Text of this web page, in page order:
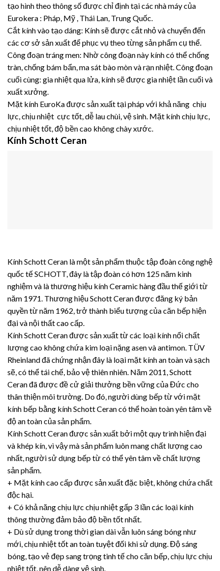
tạo hình theo thông số được chỉ định tại các nhà máy của
Eurokera : Pháp, Mỹ , Thái Lan, Trung Quốc.
Cắt kính vào tạo dáng: Kính sẽ được cắt nhỏ và chuyển đến
các cơ sở sản xuất để phục vụ theo từng sản phẩm cụ thể.
Công đoạn tráng men: Nhờ công đoạn này kính có thể chống
tràn, chống bám bẩn, ma sát bào mòn và rạn nhiệt. Công đoạn
cuối cùng: gia nhiệt qua lửa, kính sẽ được gia nhiệt lần cuối và
xuất xưởng.
Mặt kính EuroKa được sản xuất tại pháp với khả năng chịu
lực, chịu nhiệt cực tốt, dễ lau chùi, vệ sinh. Mặt kính chịu lực,
chịu nhiệt tốt, độ bền cao không chày xước.
Kính Schott Ceran
Kính Schott Ceran là một sản phẩm thuộc tập đoàn công nghệ
quốc tế SCHOTT, đây là tập đoàn có hơn 125 năm kinh
nghiệm và là thương hiệu kính Ceramic hàng đầu thế giới từ
năm 1971. Thương hiệu Schott Ceran được đăng ký bản
quyền từ năm 1962, trở thành biểu tượng của căn bếp hiện
đại và nội thất cao cấp.
Kính Schott Ceran được sản xuất từ các loại kính nổi chất
lượng cao không chứa kim loại nặng asen và antimon. TÜV
Rheinland đã chứng nhận đây là loại mặt kính an toàn và sạch
sẽ, có thể tái chế, bảo vệ thiên nhiên. Năm 2011, Schott
Ceran đã được đề cử giải thưởng bền vững của Đức cho
thân thiện môi trường. Do đó, người dùng bếp từ với mặt
kính bếp bằng kính Schott Ceran có thể hoàn toàn yên tâm về
độ an toàn của sản phẩm.
Kính Schott Ceran được sản xuất bởi một quy trình hiện đại
và khép kín, vì vậy mà sản phẩm luôn mang chất lượng cao
nhất, người sử dụng bếp từ có thể yên tâm về chất lượng
sản phẩm.
+ Mặt kính cao cấp được sản xuất đặc biệt, không chứa chất
độc hại.
+ Có khả năng chịu lực chịu nhiệt gấp 3 lần các loại kính
thông thường đảm bảo độ bền tốt nhất.
+ Dù sử dụng trong thời gian dài vẫn luôn sáng bóng như
mới, chịu nhiệt tốt an toàn tuyệt đối khi sử dụng. Độ sáng
bóng, tạo vẻ đẹp sang trọng tinh tế cho căn bếp, chịu lực chịu
nhiệt tốt, nên dễ dàng vệ sinh.